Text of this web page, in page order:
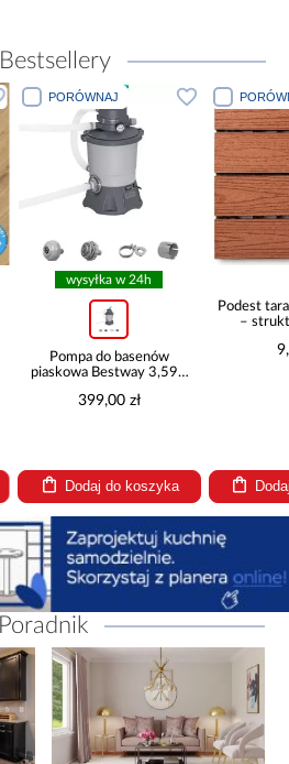
Bestsellery
PORÓWNAJ
wysyłka w 24h
Pompa do basenów
piaskowa Bestway 3,596
399,00 zł
Dodaj do koszyka
Podest
–
Poradnik